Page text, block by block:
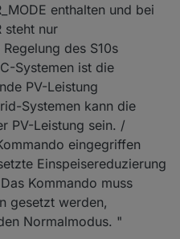
enthalten und bei
steht nur
des S10s
Systemen ist die
PV-Leistung
Systemen kann die
PV-Leistung sein. /
eingegriffen
Einspeisereduzierung
Kommando muss
gesetzt werden,
Normalmodus. "